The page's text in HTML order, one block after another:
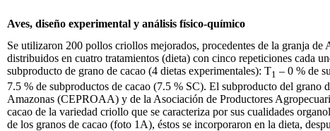
Aves, diseño experimental y análisis físico-químico
Se utilizaron 200 pollos criollos mejorados, procedentes de la granja
distribuidos en cuatro tratamientos (dieta) con cinco repeticiones cada
subproducto de grano de cacao (4 dietas experimentales): T1 – 0 % de
7.5 % de subproductos de cacao (7.5 % SC). El subproducto del grano
Amazonas (CEPROAA) y de la Asociación de Productores
cacao de la variedad criollo que se caracteriza por sus cualidades
de los granos de cacao (foto 1A), éstos se incorporaron en la dieta,